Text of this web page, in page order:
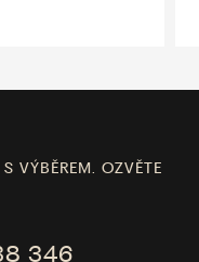
VÝBĚREM. OZVĚTE
346